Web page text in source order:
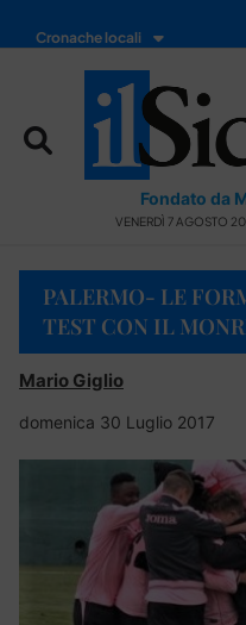
Cronache locali
Fondato da
VENERDÌ 7 AGOSTO
PALERMO- LE
TEST CON IL
Mario Giglio
domenica 30 Luglio 2017